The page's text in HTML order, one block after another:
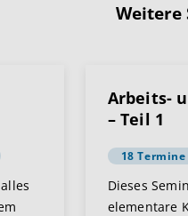
Weitere
Arbeits-
– Teil 1
18 Termine
Dieses
elementare